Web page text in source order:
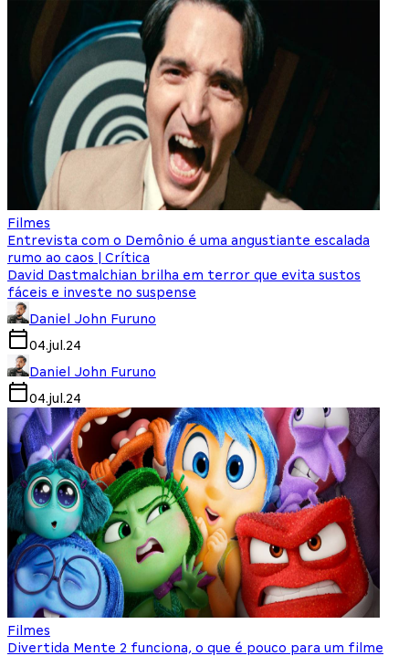
Filmes
Entrevista com o Demônio é uma angustiante escalada
rumo ao caos | Crítica
David Dastmalchian brilha em terror que evita sustos
fáceis e investe no suspense
Daniel John Furuno
04.jul.24
Daniel John Furuno
04.jul.24
Filmes
Divertida Mente 2 funciona, o que é pouco para um filme